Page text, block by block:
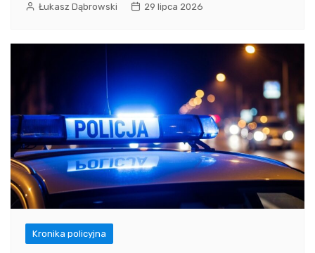
Łukasz Dąbrowski 29 lipca 2026
Kronika policyjna